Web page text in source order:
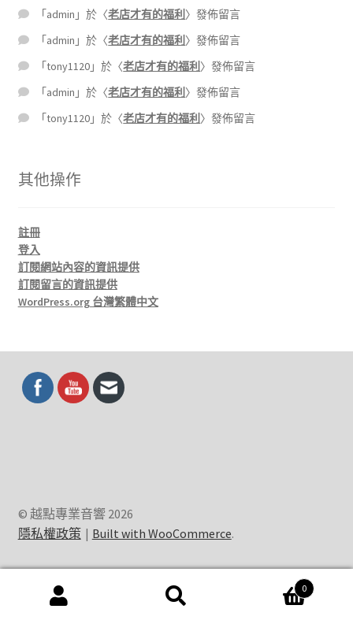
「admin 」於〈老店才有的福利 〉發佈留言
「admin 」於〈老店才有的福利 〉發佈留言
「tony1120 」於〈老店才有的福利 〉發佈留言
「admin 」於〈老店才有的福利 〉發佈留言
「tony1120 」於〈老店才有的福利 〉發佈留言
其他操作
註冊
登入
訂閱網站內容的資訊提供
訂閱留言的資訊提供
WordPress.org 台灣繁體中文
© 越點專業音響 2026
隱私權政策
Built with WooCommerce.
0